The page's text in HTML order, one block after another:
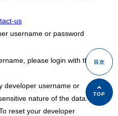
us
username or password
please login with the
developer username or
nature of the data.
reset your developer